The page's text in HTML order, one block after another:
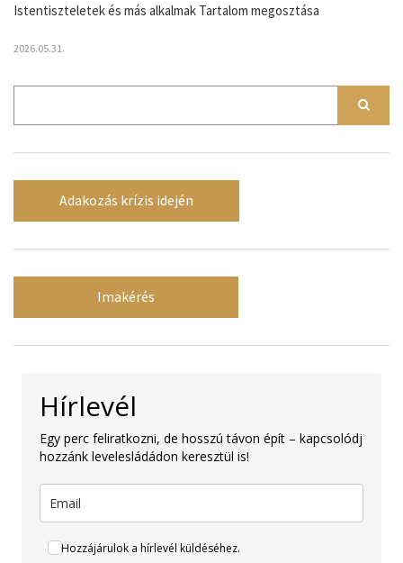
Istentiszteletek és más alkalmak Tartalom megosztása
2026.05.31.
Adakozás krízis idején
Imakérés
Hírlevél
Egy perc feliratkozni, de hosszú távon épít – kapcsolódj
hozzánk levelesládádon keresztül is!
Hozzájárulok a hírlevél küldéséhez.